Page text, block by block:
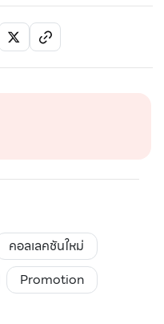
คอลเลคชันใหม่
Promotion